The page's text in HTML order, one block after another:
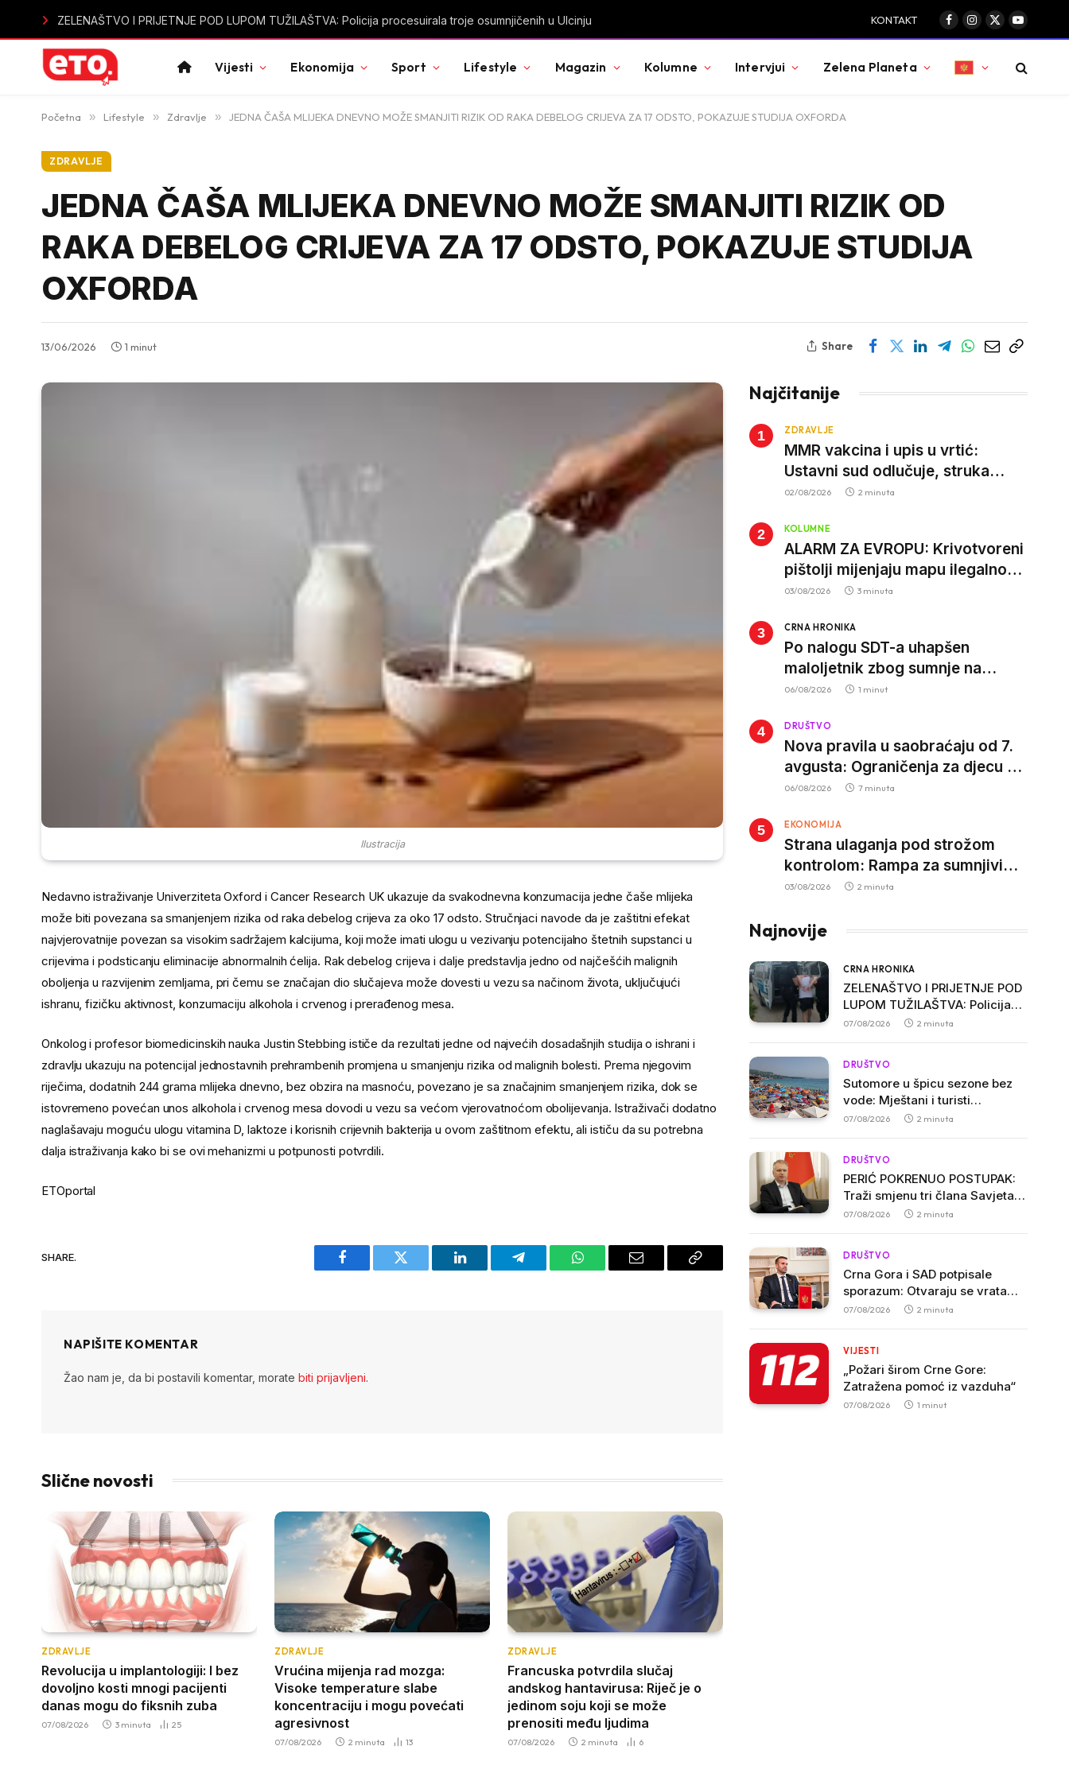
Sutomore u špicu sezone bez vode: Mještani i turisti ogorčeni, apartmani se prazne zbog višesatnih restrikcija KONTAKT
Facebook
Instagram
X
(Twitter)
YouTube
Vijesti Ekonomija Sport Lifestyle Magazin Kolumne Intervjui Zelena Planeta
Početna » Lifestyle » Zdravlje » JEDNA ČAŠA MLIJEKA DNEVNO MOŽE SMANJITI RIZIK OD RAKA DEBELOG CRIJEVA ZA 17 ODSTO, POKAZUJE STUDIJA OXFORDA
ZDRAVLJE
JEDNA ČAŠA MLIJEKA DNEVNO MOŽE SMANJITI RIZIK OD
RAKA DEBELOG CRIJEVA ZA 17 ODSTO, POKAZUJE STUDIJA
OXFORDA
13/06/2026 1 minut Share
Ilustracija
Nedavno istraživanje Univerziteta Oxford i Cancer Research UK ukazuje da svakodnevna konzumacija jedne čaše mlijeka
može biti povezana sa smanjenjem rizika od raka debelog crijeva za oko 17 odsto. Stručnjaci navode da je zaštitni efekat
najvjerovatnije povezan sa visokim sadržajem kalcijuma, koji može imati ulogu u vezivanju potencijalno štetnih supstanci u
crijevima i podsticanju eliminacije abnormalnih ćelija. Rak debelog crijeva i dalje predstavlja jedno od najčešćih malignih
oboljenja u razvijenim zemljama, pri čemu se značajan dio slučajeva može dovesti u vezu sa načinom života, uključujući
ishranu, fizičku aktivnost, konzumaciju alkohola i crvenog i prerađenog mesa.
Onkolog i profesor biomedicinskih nauka Justin Stebbing ističe da rezultati jedne od najvećih dosadašnjih studija o ishrani i
zdravlju ukazuju na potencijal jednostavnih prehrambenih promjena u smanjenju rizika od malignih bolesti. Prema njegovim
riječima, dodatnih 244 grama mlijeka dnevno, bez obzira na masnoću, povezano je sa značajnim smanjenjem rizika, dok se
istovremeno povećan unos alkohola i crvenog mesa dovodi u vezu sa većom vjerovatnoćom obolijevanja. Istraživači dodatno
naglašavaju moguću ulogu vitamina D, laktoze i korisnih crijevnih bakterija u ovom zaštitnom efektu, ali ističu da su potrebna
dalja istraživanja kako bi se ovi mehanizmi u potpunosti potvrdili.
ETOportal
SHARE.
Facebook Twitter LinkedIn Telegram WhatsAppEmail
Copy
NAPIŠITE KOMENTAR
Žao nam je, da bi postavili komentar, morate biti prijavljeni.
Slične novosti
ZDRAVLJE
Revolucija u implantologiji: I bez
dovoljno kosti mnogi pacijenti
danas mogu do fiksnih zuba
07/08/2026 3 minuta 25
ZDRAVLJE
Vrućina mijenja rad mozga:
Visoke temperature slabe
koncentraciju i mogu povećati
agresivnost
07/08/2026 2 minuta 13
ZDRAVLJE
Francuska potvrdila slučaj
andskog hantavirusa: Riječ je o
jedinom soju koji se može
prenositi među ljudima
07/08/2026 2 minuta 6
Najčitanije
ZDRAVLJE
MMR vakcina i upis u vrtić:
Ustavni sud odlučuje, struka
poziva roditelje da vjeruju nauci
02/08/2026 2 minuta
KOLUMNE
ALARM ZA EVROPU: Krivotvoreni
pištolji mijenjaju mapu ilegalnog
tržišta, istrage ukazuju na
03/08/2026 3 minuta
CRNA HRONIKA
Po nalogu SDT-a uhapšen
maloljetnik zbog sumnje na
vrbovanje i obučavanje za
06/08/2026 1 minut
DRUŠTVO
Nova pravila u saobraćaju od 7.
avgusta: Ograničenja za djecu na
trotinetima i mlade vozače, veće
djece
06/08/2026 7 minuta
EKONOMIJA
Strana ulaganja pod strožom
kontrolom: Rampa za sumnjivi
kapital
03/08/2026 2 minuta
Najnovije
CRNA HRONIKA
ZELENAŠTVO I PRIJETNJE POD
LUPOM TUŽILAŠTVA: Policija
procesuirala troje osumnjičenih
07/08/2026 2 minuta
DRUŠTVO
Sutomore u špicu sezone bez
vode: Mještani i turisti
ogorčeni, apartmani se prazne
07/08/2026 2 minuta
DRUŠTVO
PERIĆ POKRENUO POSTUPAK:
Traži smjenu tri člana Savjeta
Biblioteke „Radosav Ljumović“
07/08/2026 2 minuta
DRUŠTVO
Crna Gora i SAD potpisale
sporazum: Otvaraju se vrata
američkim investicijama i
07/08/2026 2 minuta
VIJESTI
„Požari širom Crne Gore:
Zatražena pomoć iz vazduha“
07/08/2026 1 minut